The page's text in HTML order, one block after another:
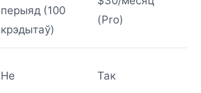
перыяд (100
крэдытаў)
(Pro)
Не Так